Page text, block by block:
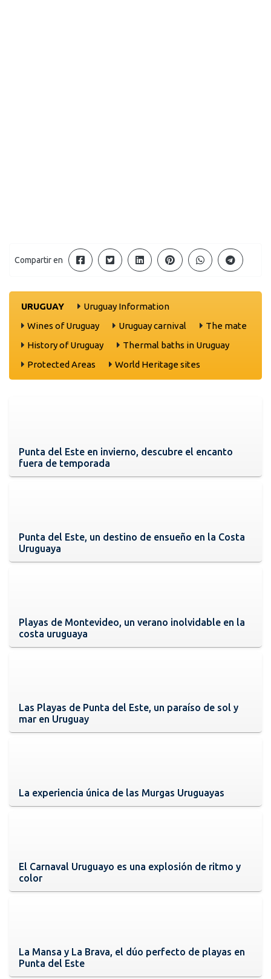
Compartir en
URUGUAY
Uruguay Information
Wines of Uruguay
Uruguay carnival
The mate
History of Uruguay
Thermal baths in Uruguay
Protected Areas
World Heritage sites
Punta del Este en invierno, descubre el encanto
fuera de temporada
Punta del Este, un destino de ensueño en la Costa
Uruguaya
Playas de Montevideo, un verano inolvidable en la
costa uruguaya
Las Playas de Punta del Este, un paraíso de sol y
mar en Uruguay
La experiencia única de las Murgas Uruguayas
El Carnaval Uruguayo es una explosión de ritmo y
color
La Mansa y La Brava, el dúo perfecto de playas en
Punta del Este